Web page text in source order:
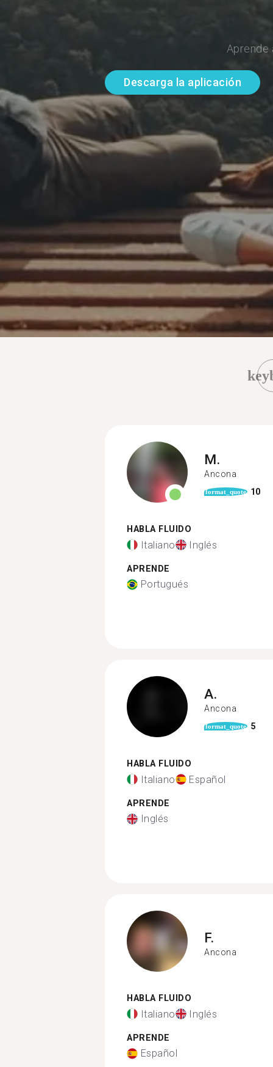
Aprende
Descarga la aplicación
M.
Ancona
format_quote 10
HABLA FLUIDO
Italiano Inglés
APRENDE
Portugués
A.
Ancona
format_quote 5
HABLA FLUIDO
Italiano Español
APRENDE
Inglés
F.
Ancona
HABLA FLUIDO
Italiano Inglés
APRENDE
Español